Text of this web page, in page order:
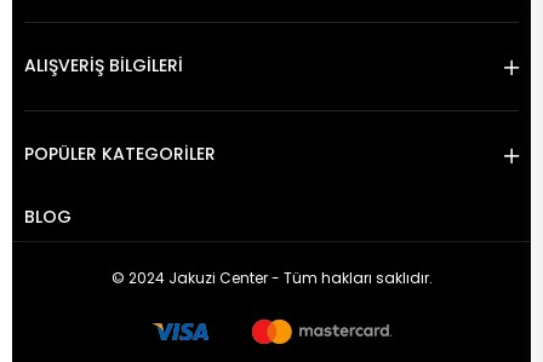
ALIŞVERİŞ BİLGİLERİ
POPÜLER KATEGORİLER
BLOG
© 2024 Jakuzi Center - Tüm hakları saklıdır.